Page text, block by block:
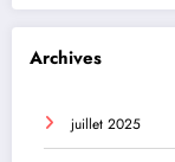
Archives
juillet 2025